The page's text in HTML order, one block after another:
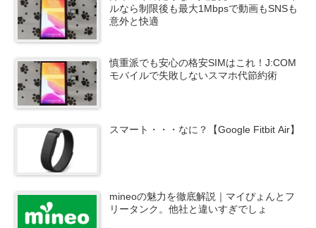
ルなら制限後も最大1Mbpsで動画もSNSも
意外と快適
慎重派でも安心の格安SIMはこれ！J:COM
モバイルで失敗しないスマホ代節約術
スマート・・・なに？【Google Fitbit Air】
mineoの魅力を徹底解説｜マイぴょんとフ
リータンク。他社と違いすぎでしょ